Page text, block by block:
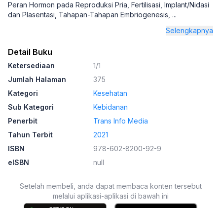
Peran Hormon pada Reproduksi Pria, Fertilisasi, Implant/Nidasi
dan Plasentasi, Tahapan-Tahapan Embriogenesis, ...
Selengkapnya
Detail Buku
Ketersediaan
1/1
Jumlah Halaman
375
Kategori
Kesehatan
Sub Kategori
Kebidanan
Penerbit
Trans Info Media
Tahun Terbit
2021
ISBN
978-602-8200-92-9
eISBN
null
Setelah membeli, anda dapat membaca konten tersebut
melalui aplikasi-aplikasi di bawah ini